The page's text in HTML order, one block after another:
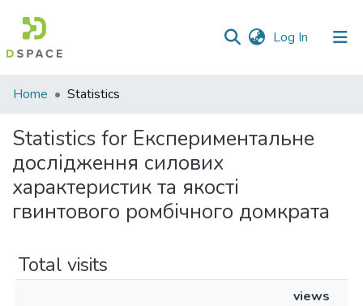
Log In (current)
Communities
Collections
All of DSpace
Home Statistics
Statistics for Експериментальне
дослідження силових
характеристик та якості
гвинтового ромбічного домкрата
Total visits
views